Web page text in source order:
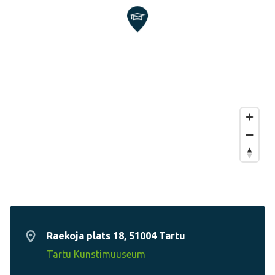
Raekoja plats 18, 51004 Tartu
Tartu Kunstimuuseum